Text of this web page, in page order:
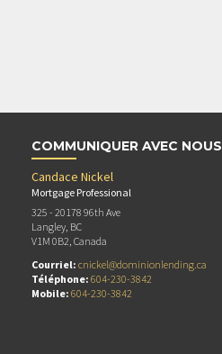
COMMUNIQUER AVEC NOUS
Candace Nickel
Mortgage Professional
325 - 20178 96th Ave
Langley, BC
V1M 0B2, Canada
Courriel: cnickel@dominionlending.ca
Téléphone: 604-230-3842
Mobile: 604-230-3842